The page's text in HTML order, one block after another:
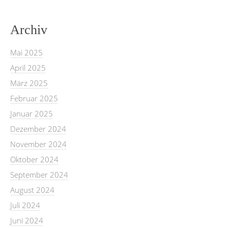
Archiv
Mai 2025
April 2025
März 2025
Februar 2025
Januar 2025
Dezember 2024
November 2024
Oktober 2024
September 2024
August 2024
Juli 2024
Juni 2024